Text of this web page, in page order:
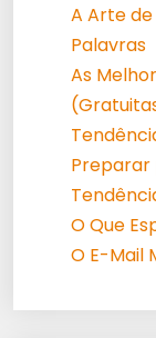
A Arte
Palavras
As
Preparar
O Que
O E-Mail